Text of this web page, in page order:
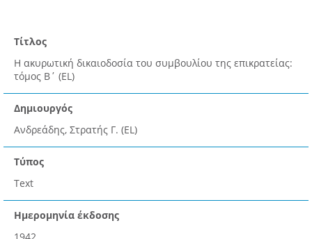
Τίτλος
Η ακυρωτική δικαιοδοσία του συμβουλίου της επικρατείας:
τόμος Β΄ (EL)
Δημιουργός
Ανδρεάδης, Στρατής Γ. (EL)
Τύπος
Text
Ημερομηνία έκδοσης